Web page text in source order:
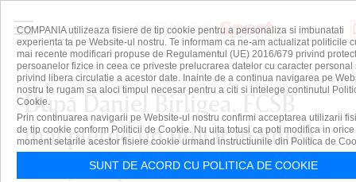
După Daniel Bîrligea, FCSB
mai pierde un titular înaintea
barajului pentru Conference
COMPANIA utilizeaza fisiere de tip cookie pentru a personaliza si imbunatati
experienta ta pe Website-ul nostru. Te informam ca ne-am actualizat politicile
mai recente modificari propuse de Regulamentul (UE) 2016/679 privind
persoanelor fizice in ceea ce priveste prelucrarea datelor cu caracter personal
privind libera circulatie a acestor date. Inainte de a continua navigarea pe
nostru te rugam sa aloci timpul necesar pentru a citi si intelege continutul
Cookie.
Prin continuarea navigarii pe Website-ul nostru confirmi acceptarea utilizarii
de tip cookie conform Politicii de Cookie. Nu uita totusi ca poti modifica in orice
moment setarile acestor fisiere cookie urmand instructiunile din Politica de
SUNT DE ACORD CU POLITICA DE COOKIE